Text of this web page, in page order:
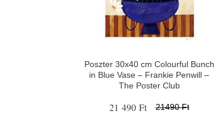
Poszter 30x40 cm Colourful Bunch
in Blue Vase – Frankie Penwill –
The Poster Club
21 490 Ft 21490 Ft